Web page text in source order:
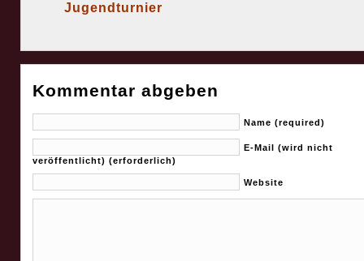
Jugendturnier
Kommentar abgeben
Name (required)
E-Mail (wird nicht
veröffentlicht) (erforderlich)
Website